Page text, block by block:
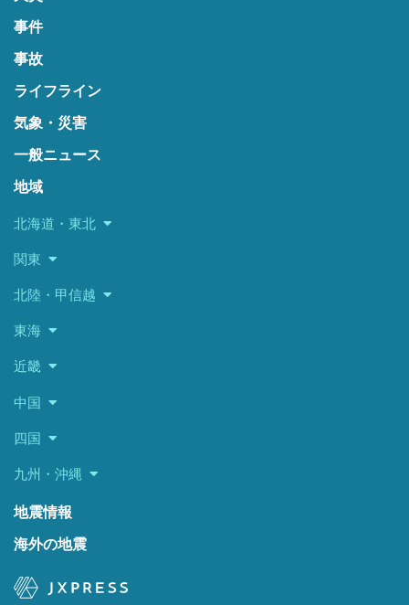
事件
事故
ライフライン
気象・災害
一般ニュース
地域
北海道・東北
関東
北陸・甲信越
東海
近畿
中国
四国
九州・沖縄
地震情報
海外の地震